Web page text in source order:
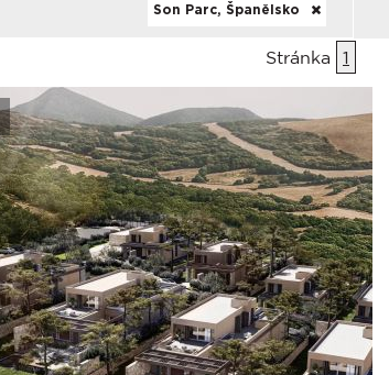
Son Parc, Španělsko
Stránka 1